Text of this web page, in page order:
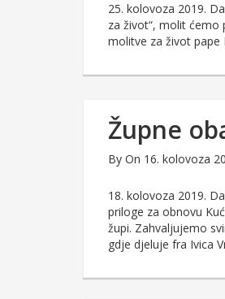
25. kolovoza 2019.
za život“, molit ćemo
molitve za život pape
Župne
By On 16. kolovoza
18. kolovoza 2019.
priloge za obnovu
župi. Zahvaljujemo
gdje djeluje fra Ivica